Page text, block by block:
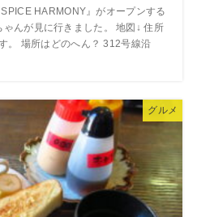
HARMONY』がオープンする
んが見に行きました。 地図↓ 住所
。 場所はどのへん？ 312号線沿
グルメ